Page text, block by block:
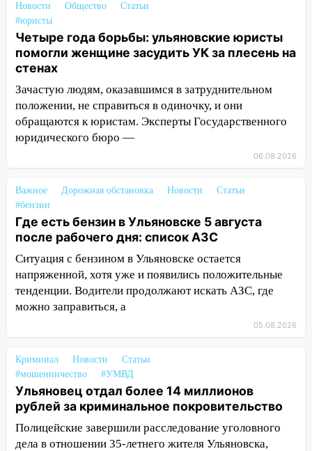
10:40
Ульяновске планируют открыть к
сентябрю
10:25
забрал у пенсионерки из
Димитровграда более 1,1 млн рублей
10:01 В Заволжском районе Ульяновска
загорелся легковой автомобиль
загорелись промышленные отходы
09:45 В Заволжском районе Ульяновска
загорелся гаражный бокс:
эвакуировались четыре человека
09:28 В Майнском районе загорелся
дачный дом
08:28
УлГУ получит субсидию на
07:17 Какая погода ждёт Ульяновскую
область днём 4 августа
07:10
В Ульяновске почти 20 тысяч
вооружённых человек, в том числе
женщины
Новости Общество
Статьи
#юристы
Четыре года борьбы: ульяновские юристы
помогли женщине засудить УК за плесень на
стенах
Зачастую людям, оказавшимся в затруднительном
положении, не справиться в одиночку, и они
обращаются к юристам. Эксперты Государственного
юридического бюро —
06.08.2026
Важное Дорожная обстановка Новости
Статьи
#бензин
Где есть бензин в Ульяновске 5 августа
после рабочего дня: список АЗС
Ситуация с бензином в Ульяновске остается
напряженной, хотя уже и появились положительные
тенденции. Водители продолжают искать АЗС, где
можно заправиться, а
05.08.2026
Криминал Новости
Статьи
#мошенничество
#УМВД
Ульяновец отдал более 14 миллионов
рублей за криминальное покровительство
Полицейские завершили расследование уголовного
дела в отношении 35-летнего жителя Ульяновска,